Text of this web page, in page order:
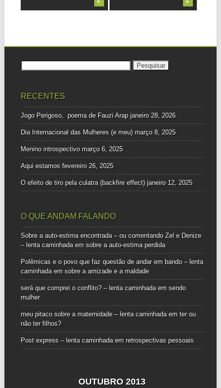
▶ ▶
RECENTES
Jogo Perigoso, poema de Fauzi Arap janeiro 28, 2026
Dia Internacional das Mulheres (e meu) março 8, 2025
Menino introspectivo março 6, 2025
Aqui estamos fevereiro 26, 2025
O efeito de tiro pela culatra (backfire effect) janeiro 12, 2025
O QUE ANDAM FALANDO
Sobre a auto-estima encontrada – ou comentando Zel e Denize
– lenta caminhadaem sobre a auto-estima perdida
Polêmicas e o povo que faz questão de andar em bando – lenta
caminhadaem sobre a amizade e a maldade
será que comprei o conflito? – lenta caminhadaem sendo
mulher
meu pitaco sobre a maternidade – lenta caminhadaem ter ou
não ter filhos?
Post express – lenta caminhadaem retrospectivas pessoais
OUTUBRO 2013